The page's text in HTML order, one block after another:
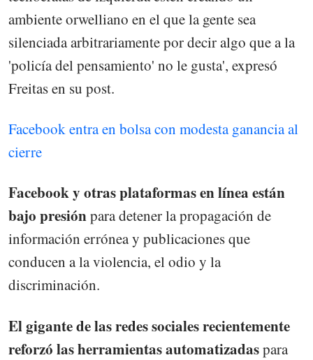
ambiente orwelliano en el que la gente sea
silenciada arbitrariamente por decir algo que a la
'policía del pensamiento' no le gusta', expresó
Freitas en su post.
Facebook entra en bolsa con modesta ganancia al
cierre
Facebook y otras plataformas en línea están
bajo presiónpara detener la propagación de
información errónea y publicaciones que
conducen a la violencia, el odio y la
discriminación.
El gigante de las redes sociales recientemente
reforzó las herramientas automatizadaspara